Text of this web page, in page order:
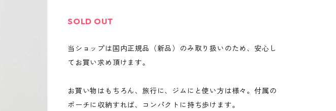
SOLD OUT
当ショップは国内正規品（新品）のみ取り扱いのため、安心し
てお買い求め頂けます。
お買い物はもちろん、旅行に、ジムにと使い方は様々。付属の
ポーチに収納すれば、コンパクトに持ち歩けます。